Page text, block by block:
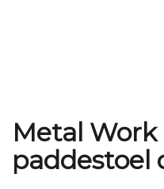
Metal Work
paddestoel
Ga
naar
het
begin